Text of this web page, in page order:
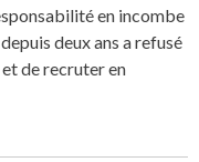
en incombe
deux ans a refusé
de recruter en